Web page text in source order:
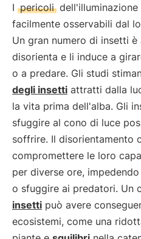
I pericoli
facilmente osservabili dal
Un gran numero di insetti
disorienta e li induce a
o a predare. Gli studi
degli insetti attratti dalla
la vita prima dell'alba. Gli
sfuggire al cono di luce
soffrire. Il disorientamento
compromettere le loro
per diverse ore,
o sfuggire ai predatori. Un
insetti può avere
ecosistemi, come una